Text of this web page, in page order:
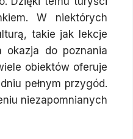
W niektórych
takie jak lekcje
okazja do poznania
obiektów oferuje
pełnym przygód.
niezapomnianych